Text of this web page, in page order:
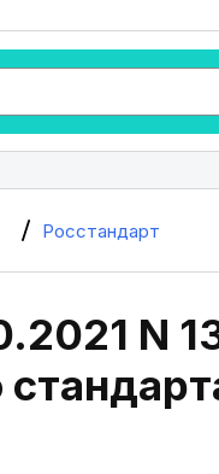
Росстандарт
N